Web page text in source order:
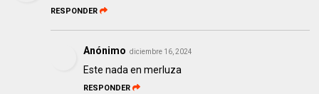
RESPONDER
Anónimo diciembre 16, 2024
Este nada en merluza
RESPONDER